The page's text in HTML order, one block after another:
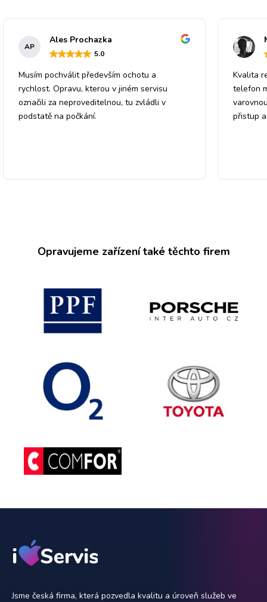
AP
Ales Prochazka
5.0
Musím pochválit především ochotu a
rychlost. Opravu, kterou v jiném servisu
označili za neproveditelnou, tu zvládli v
podstatě na počkání.
Kvalita
telefon
přistup
Opravujeme zařízení také těchto firem
Jsme česká firma, která pozvedla kvalitu a úroveň služeb ve